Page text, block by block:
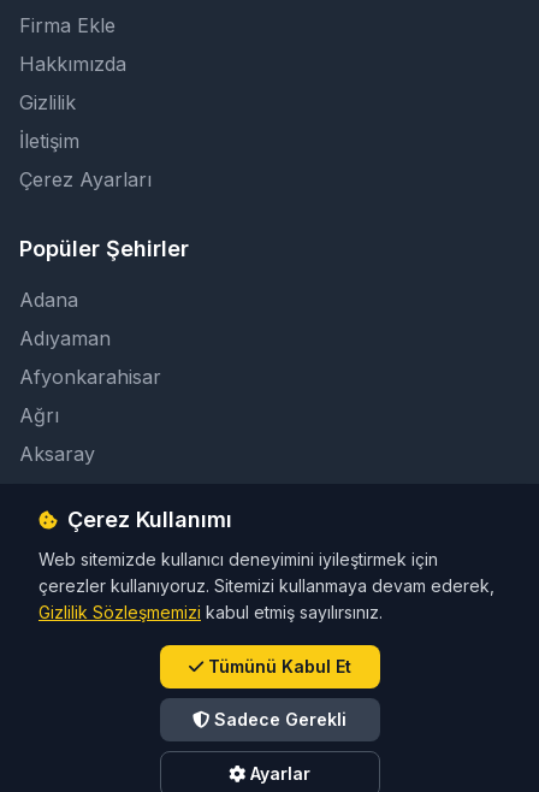
Firma Ekle
Hakkımızda
Gizlilik
İletişim
Çerez Ayarları
Popüler Şehirler
Adana
Adıyaman
Afyonkarahisar
Ağrı
Aksaray
İletişim
info@taksicibul.com
İletişim Butonu
© 2026 Türkiye Taksi Rehberi. Tüm hakları saklıdır.
Çerez Kullanımı
Web sitemizde kullanıcı deneyimini iyileştirmek için
çerezler kullanıyoruz. Sitemizi kullanmaya devam ederek,
Gizlilik Sözleşmemizi kabul etmiş sayılırsınız.
Tümünü Kabul Et
Sadece Gerekli
Ayarlar